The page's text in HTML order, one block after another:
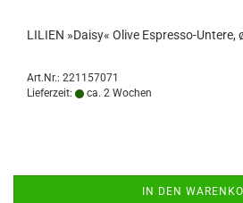
LILIEN »Daisy« Olive Espresso-Untere,
Art.Nr.: 221157071
Lieferzeit:
ca. 2 Wochen
IN DEN